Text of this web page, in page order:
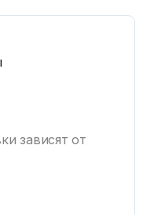
зависят от